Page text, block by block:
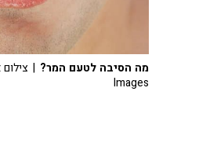
מה הסיבה לטעם המר?
Images